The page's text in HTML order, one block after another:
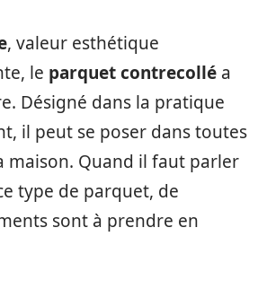
, valeur esthétique
le parquet contrecollé a
Désigné dans la pratique
il peut se poser dans toutes
maison. Quand il faut parler
type de parquet, de
sont à prendre en